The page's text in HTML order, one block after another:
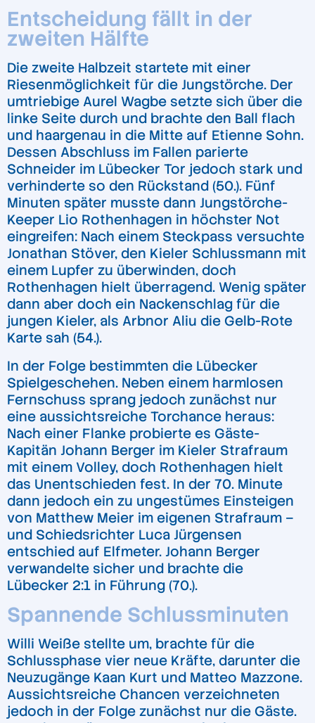
Entscheidung fällt in der
zweiten Hälfte
Die zweite Halbzeit startete mit einer
Riesenmöglichkeit für die Jungstörche. Der
umtriebige Aurel Wagbe setzte sich über die
linke Seite durch und brachte den Ball flach
und haargenau in die Mitte auf Etienne Sohn.
Dessen Abschluss im Fallen parierte
Schneider im Lübecker Tor jedoch stark und
verhinderte so den Rückstand (50.). Fünf
Minuten später musste dann Jungstörche-
Keeper Lio Rothenhagen in höchster Not
eingreifen: Nach einem Steckpass versuchte
Jonathan Stöver, den Kieler Schlussmann mit
einem Lupfer zu überwinden, doch
Rothenhagen hielt überragend. Wenig später
dann aber doch ein Nackenschlag für die
jungen Kieler, als Arbnor Aliu die Gelb-Rote
Karte sah (54.).
In der Folge bestimmten die Lübecker
Spielgeschehen. Neben einem harmlosen
Fernschuss sprang jedoch zunächst nur
eine aussichtsreiche Torchance heraus:
Nach einer Flanke probierte es Gäste-
Kapitän Johann Berger im Kieler Strafraum
mit einem Volley, doch Rothenhagen hielt
das Unentschieden fest. In der 70. Minute
dann jedoch ein zu ungestümes Einsteigen
von Matthew Meier im eigenen Strafraum –
und Schiedsrichter Luca Jürgensen
entschied auf Elfmeter. Johann Berger
verwandelte sicher und brachte die
Lübecker 2:1 in Führung (70.).
Spannende Schlussminuten
Willi Weiße stellte um, brachte für die
Schlussphase vier neue Kräfte, darunter die
Neuzugänge Kaan Kurt und Matteo Mazzone.
Aussichtsreiche Chancen verzeichneten
jedoch in der Folge zunächst nur die Gäste.